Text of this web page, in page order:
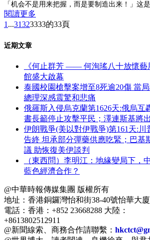
「机会不是用来把握，而是要制造出来！」这
閱讀更多
1 ...31323333的33頁
近期文章
《何止群芳 —— 何洵瑤八十放懷藝
館盛大啟幕
泰國校園槍擊案增至8死逾20傷 當
總理深感震驚和悲痛
俄羅斯入侵烏克蘭第1626天:俄烏互
書長籲停止攻擊平民；澤連斯基將
伊朗戰爭(美以對伊戰爭)第161天:
告終 坦承部分彈藥供應吃緊；巴基
議 助恢復美伊談判
（東西問）李明江：地緣變局下，
藍色經濟合作？
@中華時報傳媒集團 版權所有
地址：香港銅鑼灣怡和街38-40號怡華大
電話：香港：+852 23668288 大陸：
+8613802512911
@新聞線索、商務合作請聯繫：